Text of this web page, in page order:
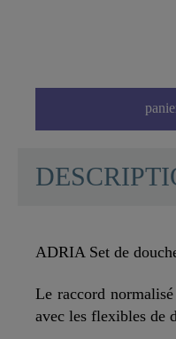
ADRIA Set de
Le raccord
avec les flexibles de